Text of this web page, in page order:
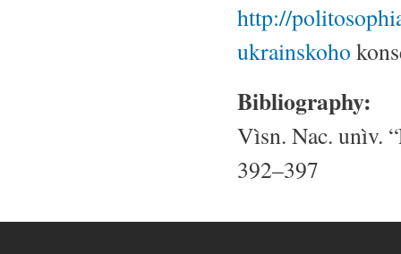
http://
ukrainskoho
Bibliography:
Vìsn. Nac. unìv.
392–397